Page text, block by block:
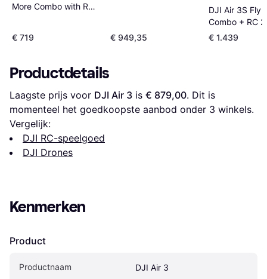
More Combo with RC
€ 719
€ 949,35
DJI Air 3S Fly
Combo + RC 2
€ 1.439
Productdetails
Laagste prijs voor DJI Air 3 is € 879,00. Dit is
momenteel het goedkoopste aanbod onder 3 winkels.
Vergelijk:
DJI RC-speelgoed
DJI Drones
Kenmerken
Product
Productnaam DJI Air 3